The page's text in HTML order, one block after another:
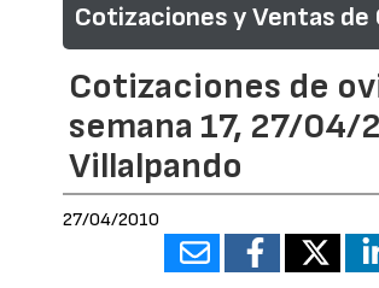
Cotizaciones y Ventas de
Cotizaciones de
semana 17, 27/04/
Villalpando
27/04/2010